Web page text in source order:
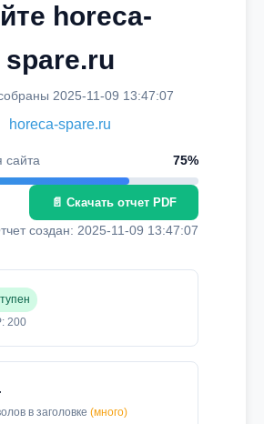
horeca-
spare.ru
2025-11-09 13:47:07
horeca-spare.ru
сайта 75%
📄 Скачать отчет PDF
создан: 2025-11-09 13:47:07
200
в заголовке (много)